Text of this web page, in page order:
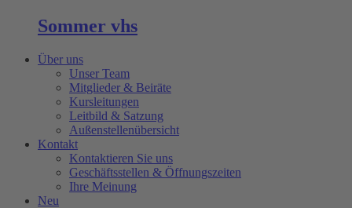
Sommer vhs
Über uns
Unser Team
Mitglieder & Beiräte
Kursleitungen
Leitbild & Satzung
Außenstellenübersicht
Kontakt
Kontaktieren Sie uns
Geschäftsstellen & Öffnungszeiten
Ihre Meinung
Neu